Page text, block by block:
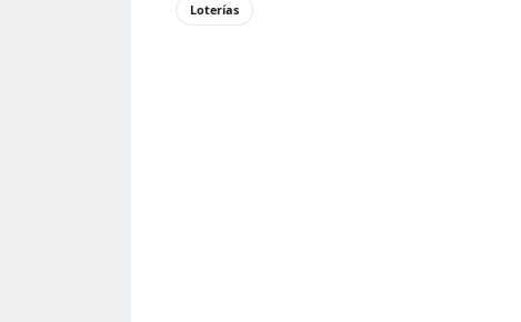
Loterías